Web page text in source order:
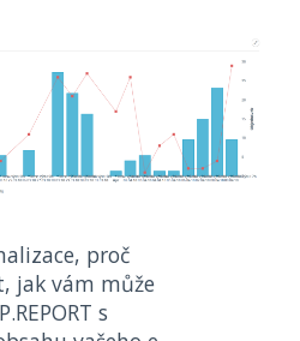
proč
jak vám může
s